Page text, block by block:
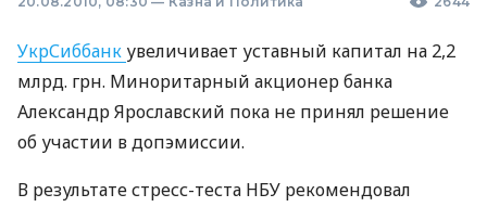
УкрСиббанк увеличивает уставный капитал на 2,2
млрд. грн. Миноритарный акционер банка
Александр Ярославский пока не принял решение
об участии в допэмиссии.
В результате стресс-теста НБУ рекомендовал